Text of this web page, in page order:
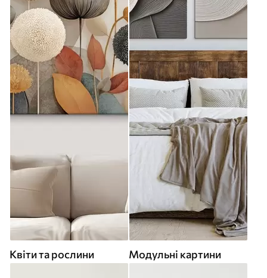
Квіти та рослини Модульні картини